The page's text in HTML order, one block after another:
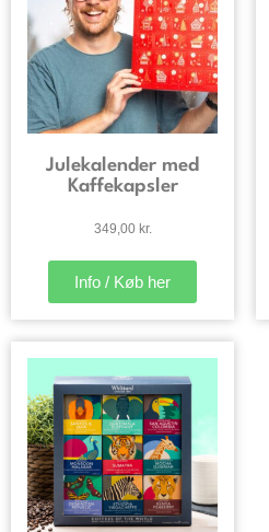
Julekalender med
Kaffekapsler
349,00 kr.
Info / Køb her